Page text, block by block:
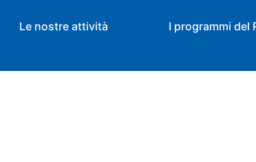
Le nostre attività
I programmi del